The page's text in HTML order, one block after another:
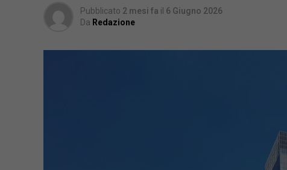
Pubblicato 2 mesi fa il 6 Giugno 2026
Da Redazione